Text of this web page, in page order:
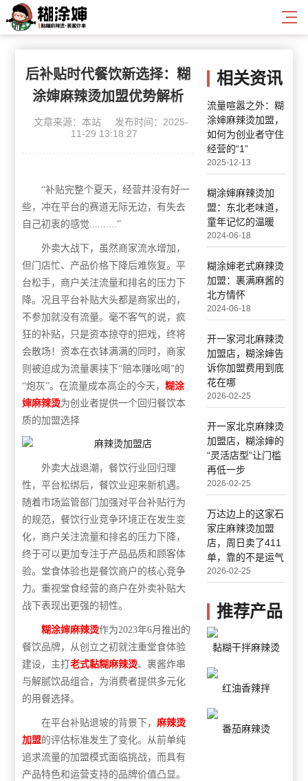
后补贴时代餐饮新选择：糊
涂婶麻辣烫加盟优势解析
文章来源：本站
发布时间：2025-
11-29 13:18:27
“补贴完整个夏天 ，经营并没有好一
些，冲在平台的赛道无际无边 ，有失去
自己初衷的感觉..........”
外卖大战下，虽然商家流水增加，
但门店忙、产品价格下降后难恢复。平
台松手，商户关注流量和排名的压力下
降。况且平台补贴大头都是商家出的，
不参加就没有流量。 毫不客气的说，疯
狂的补贴，只是资本掠夺的把戏，终将
会散场 ！资本在衣钵满满的同时， 商家
则被迫成为流量裹挟下“赔本赚吆喝”的
“炮灰”。在流量成本高企的今天，糊涂
婶麻辣烫为创业者提供一个回归餐饮本
质的加盟选择
外卖大战退潮，餐饮行业回归理
性 ，平台松绑后，餐饮业迎来新机遇。
随着市场监管部门加强对平台补贴行为
的规范，餐饮行业竞争环境正在发生变
化，商户关注流量和排名的压力下降，
终于可以更加专注于产品品质和顾客体
验。堂食体验也是餐饮商户的核心竞争
力。重视堂食经营的商户在外卖补贴大
战下表现出更强的韧性。
糊涂婶麻辣烫作为2023年6月推出的
餐饮品牌，从创立之初就注重堂食体验
建设，主打老式黏糊麻辣烫、裹酱炸串
与解腻饮品组合，为消费者提供多元化
的用餐选择。
在平台补贴退坡的背景下，麻辣烫
加盟的评估标准发生了变化。从前单纯
追求流量的加盟模式面临挑战，而具有
产品特色和运营支持的品牌价值凸显。
相关资讯
流量喧嚣之外：糊
涂婶麻辣烫加盟，
如何为创业者守住
经营的“1”
2025-12-13
糊涂婶麻辣烫加
盟：东北老味道，
童年记忆的温暖
2024-06-18
糊涂婶老式麻辣烫
加盟：裹满麻酱的
北方情怀
2024-06-18
开一家河北麻辣烫
加盟店，糊涂婶告
诉你加盟费用到底
花在哪
2026-02-25
开一家北京麻辣烫
加盟店，糊涂婶的
“灵活店型”让门槛
再低一步
2026-02-25
万达边上的这家石
家庄麻辣烫加盟
店，周日卖了411
单，靠的不是运气
2026-02-25
推荐产品
黏糊干拌麻辣烫
红油香辣拌
番茄麻辣烫